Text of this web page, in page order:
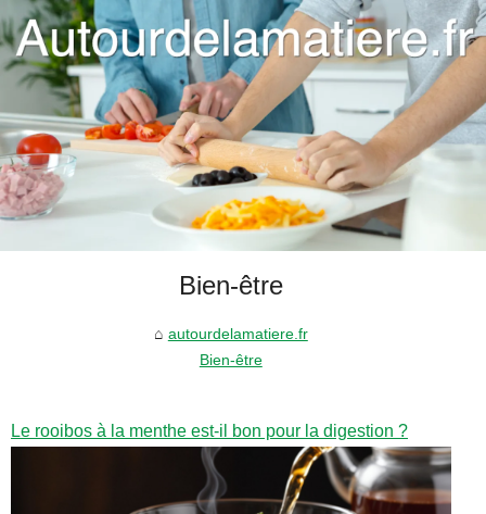
Bien-être
autourdelamatiere.fr
Bien-être
Le rooibos à la menthe est-il bon pour la digestion ?